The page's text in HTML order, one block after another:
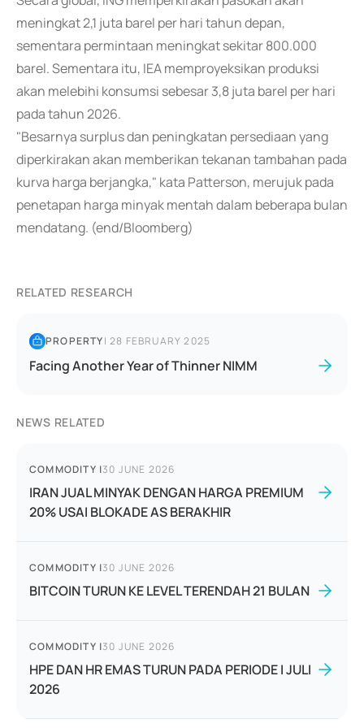
meningkat 2,1 juta barel per hari tahun depan,
sementara permintaan meningkat sekitar 800.000
barel. Sementara itu, IEA memproyeksikan produksi
akan melebihi konsumsi sebesar 3,8 juta barel per hari
pada tahun 2026.
"Besarnya surplus dan peningkatan persediaan yang
diperkirakan akan memberikan tekanan tambahan pada
kurva harga berjangka," kata Patterson, merujuk pada
penetapan harga minyak mentah dalam beberapa bulan
mendatang. (end/Bloomberg)
RELATED RESEARCH
PROPERTY|28 FEBRUARY 2025
Facing Another Year of Thinner NIMM
NEWS RELATED
COMMODITY |30 JUNE 2026
IRAN JUAL MINYAK DENGAN HARGA PREMIUM
20% USAI BLOKADE AS BERAKHIR
COMMODITY |30 JUNE 2026
BITCOIN TURUN KE LEVEL TERENDAH 21 BULAN
COMMODITY |30 JUNE 2026
HPE DAN HR EMAS TURUN PADA PERIODE I JULI
2026